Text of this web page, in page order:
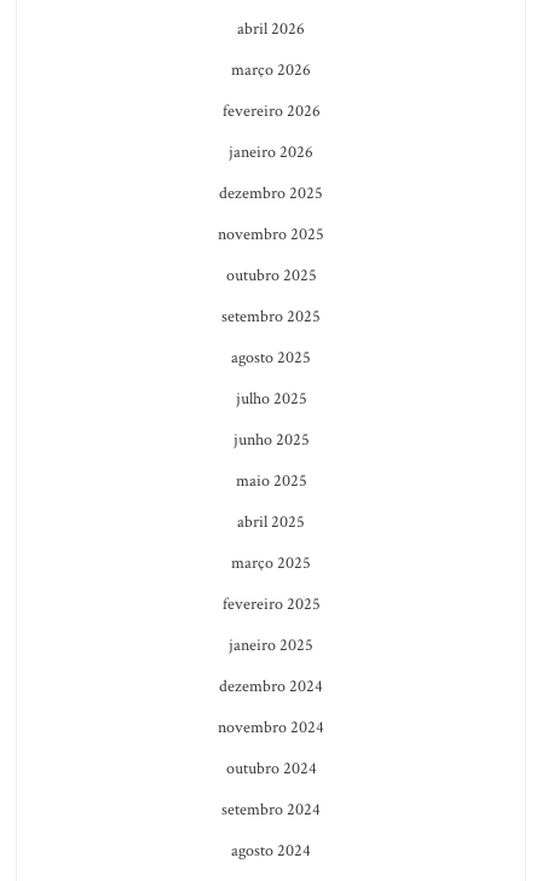
abril 2026
março 2026
fevereiro 2026
janeiro 2026
dezembro 2025
novembro 2025
outubro 2025
setembro 2025
agosto 2025
julho 2025
junho 2025
maio 2025
abril 2025
março 2025
fevereiro 2025
janeiro 2025
dezembro 2024
novembro 2024
outubro 2024
setembro 2024
agosto 2024